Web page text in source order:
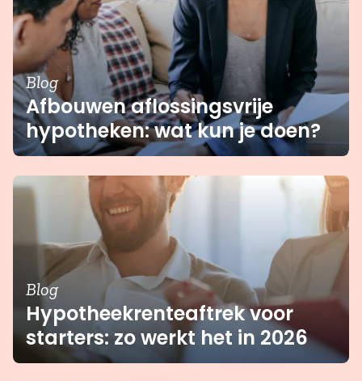
Blog
Afbouwen aflossingsvrije
hypotheken: wat kun je doen?
Blog
Hypotheekrenteaftrek voor
starters: zo werkt het in 2026